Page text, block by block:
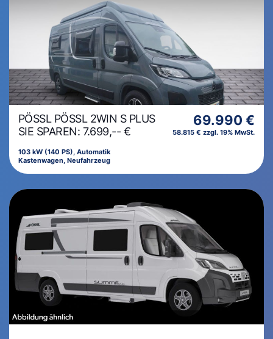
PÖSSL PÖSSL 2WIN S PLUS
SIE SPAREN: 7.699,-- €
103 kW (140 PS), Automatik
Kastenwagen, Neufahrzeug
69.990 €
58.815 € zzgl. 19% MwSt.